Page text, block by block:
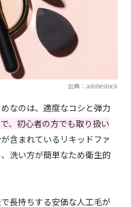
出典：adobestock
なのは、適度なコシと弾力
、初心者の方でも取り扱い
含まれているリキッドファ
洗い方が簡単なため衛生的
長持ちする安価な人工毛が